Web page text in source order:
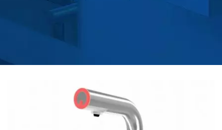
A DEZINFEKČNÉHO
PROSTRIEDKU NA
STENU | VÝROBCA
BATÉRIÍ DO KUCHYNE A
KÚPEĽNE | HOKWANG